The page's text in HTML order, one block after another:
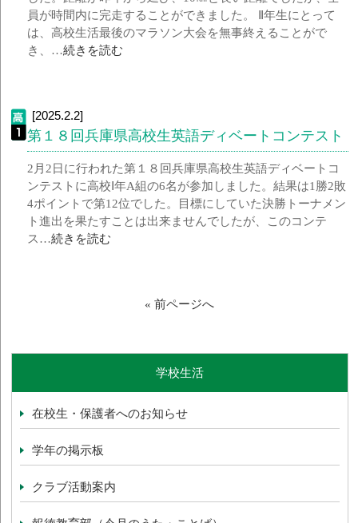
員が時間内に完走することができました。 Ⅱ年生にとって
は、高校生活最後のマラソン大会を無事終えることがで
き、…続きを読む
[2025.2.2]
第１８回兵庫県高校生英語ディベートコンテスト
2月2日に行われた第１８回兵庫県高校生英語ディベートコ
ンテストに高校Ⅰ年A組の6名が参加しました。結果は1勝2敗
4ポイントで第12位でした。目標にしていた決勝トーナメン
ト進出を果たすことは出来ませんでしたが、このコンテ
ス…続きを読む
« 前ページへ
学校生活
在校生・保護者へのお知らせ
学年の掲示板
クラブ活動案内